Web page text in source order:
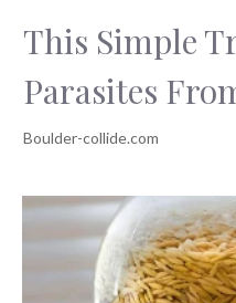
This Simple
Parasites